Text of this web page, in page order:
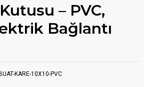
– PVC,
Bağlantı
BUAT-KARE-10X10-PVC